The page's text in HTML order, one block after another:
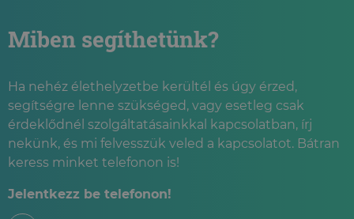
Miben segíthetünk?
Ha nehéz élethelyzetbe kerültél és úgy érzed,
segítségre lenne szükséged, vagy esetleg csak
érdeklődnél szolgáltatásainkkal kapcsolatban, írj
nekünk, és mi felvesszük veled a kapcsolatot. Bátran
keress minket telefonon is!
Jelentkezz be telefonon!